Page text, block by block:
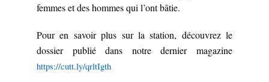
femmes et des hommes qui l’ont bâtie.
Pour en savoir plus sur la station, découvrez le
dossier publié dans notre dernier magazine
https://cutt.ly/qrltIgth